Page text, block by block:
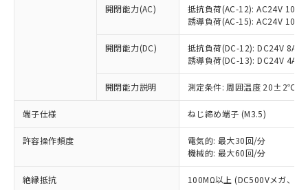
開閉能力(AC)
抵抗負荷(AC-12): AC24V 10A/
誘導負荷(AC-15): AC24V
開閉能力(DC)
抵抗負荷(DC-12): DC24V 8A/
誘導負荷(DC-13): DC24V 4A/
開閉能力説明 測定条件: 周囲温度 20±2℃、
端子仕様 ねじ締め端子 (M3.5)
許容操作頻度
電気的: 最大30回/分
機械的: 最大60回/分
絶縁抵抗 100MΩ以上 (DC500Vメガ、点
以下の条件をお読みいただき、同意のうえ
ご利用ください。
本サービスは、当社制御機器事業取扱
商品の当社在庫状況および標準価格
(税抜)を提供させていただくもので
当社制御機器事業取扱商品の中には、
本サービスの対象外となる商品もある
対応予定：EU RoHS指令（10物質）の非含
有に対応した製品に切り替える予定のある
対応予定なし：EU RoHS指令（10物質）の
非含有に非対応の商品で、対応品を出す予
定はありません。
調査・確認中：EU RoHS指令（10物質）の
非含有の対応状況を調査中または確認中の
非該当品：ライセンス料など無形物で、有
害物質有無と関係のない商品です。
仕入先様の事情により、非含有部品として
※1 中国RoHS○×表
「○」：最大均質材料含有率が中国RoHSの
基準値以下であることを示します。
「×」：最大均質材料含有率が中国RoHSの
基準値を超えていることを示します。